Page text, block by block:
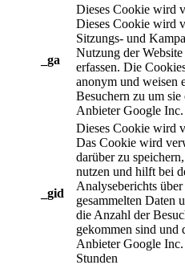
_ga
Dieses Cookie wird
Dieses Cookie wird
Sitzungs- und
Nutzung der
erfassen. Die
anonym und weisen
Besuchern zu um
Anbieter Google Inc.
_gid
Dieses Cookie wird
Das Cookie wird
darüber zu
nutzen und hilft bei
Analyseberichts
gesammelten Daten
die Anzahl der
gekommen sind und
Anbieter Google Inc.
Stunden